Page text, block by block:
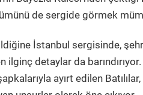
de sergide görmek
İstanbul sergisinde,
ilginç detaylar da
ayırt edilen